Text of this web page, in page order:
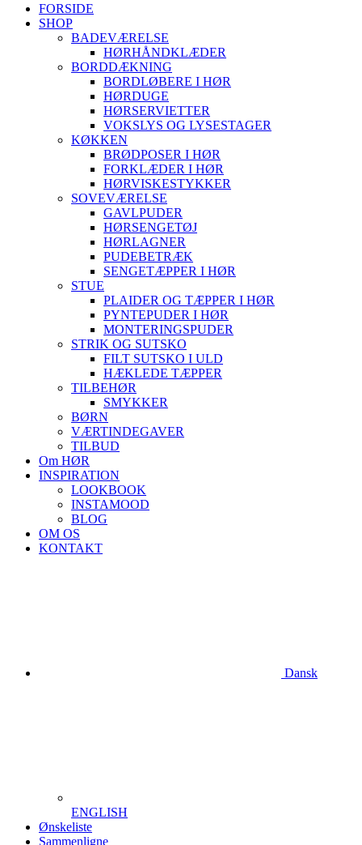
FORSIDE
SHOP
BADEVÆRELSE
HØRHÅNDKLÆDER
BORDDÆKNING
BORDLØBERE I HØR
HØRDUGE
HØRSERVIETTER
VOKSLYS OG LYSESTAGER
KØKKEN
BRØDPOSER I HØR
FORKLÆDER I HØR
HØRVISKESTYKKER
SOVEVÆRELSE
GAVLPUDER
HØRSENGETØJ
HØRLAGNER
PUDEBETRÆK
SENGETÆPPER I HØR
STUE
PLAIDER OG TÆPPER I HØR
PYNTEPUDER I HØR
MONTERINGSPUDER
STRIK OG SUTSKO
FILT SUTSKO I ULD
HÆKLEDE TÆPPER
TILBEHØR
SMYKKER
BØRN
VÆRTINDEGAVER
TILBUD
Om HØR
INSPIRATION
LOOKBOOK
INSTAMOOD
BLOG
OM OS
KONTAKT
Dansk
ENGLISH
Ønskeliste
Sammenligne